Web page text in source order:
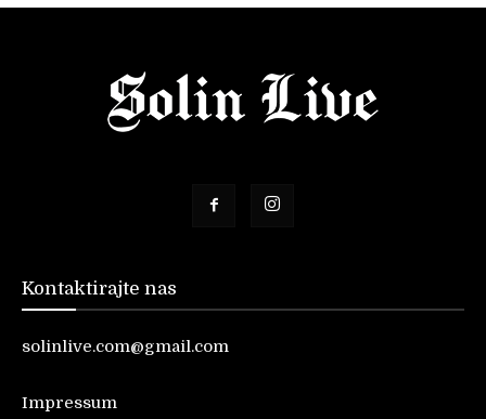
Kontaktirajte nas
solinlive.com@gmail.com
Impressum